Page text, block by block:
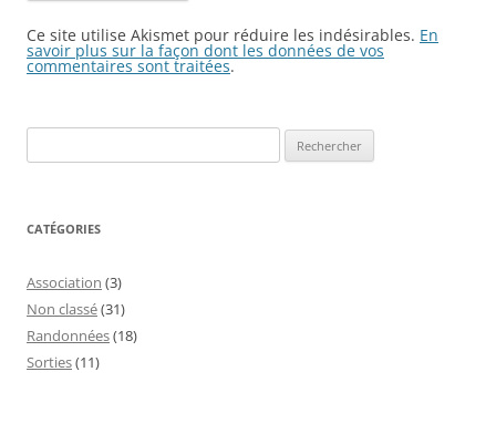
Ce site utilise Akismet pour réduire les indésirables. En
savoir plus sur la façon dont les données de vos
commentaires sont traitées.
CATÉGORIES
Association (3)
Non classé(31)
Randonnées(18)
Sorties(11)